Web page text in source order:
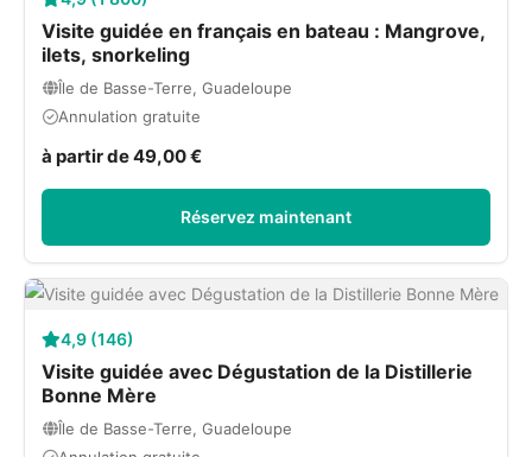
Visite guidée en français en bateau : Mangrove,
ilets, snorkeling
Île de Basse-Terre, Guadeloupe
Annulation gratuite
à partir de 49,00 €
Réservez maintenant
4,9 (146)
Visite guidée avec Dégustation de la Distillerie
Bonne Mère
Île de Basse-Terre, Guadeloupe